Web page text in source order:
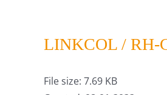
LINKCOL / RH-
File size: 7.69 KB